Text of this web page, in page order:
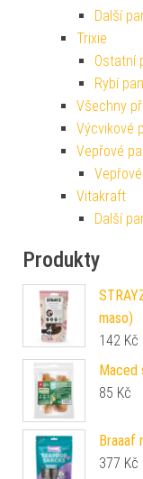
Další
Trixie
Ostatní
Rybí
Všechny
Výcvikové
Vepřové
Vitakraft
Další
Produkty
maso)
142 Kč
Maced
85 Kč
Braaaf
377 Kč